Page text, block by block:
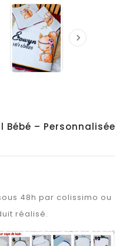

Bébé – Personnalisée
48h par colissimo ou
réalisé.